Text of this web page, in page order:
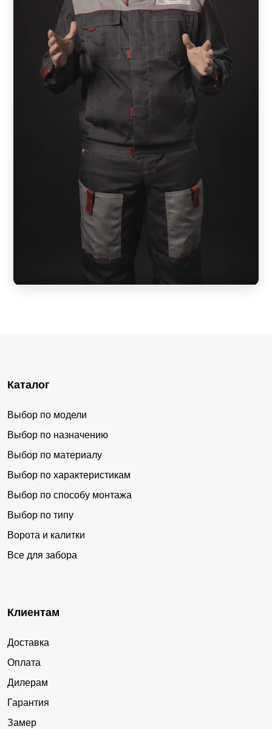
Каталог
Выбор по модели
Выбор по назначению
Выбор по материалу
Выбор по характеристикам
Выбор по способу монтажа
Выбор по типу
Ворота и калитки
Все для забора
Клиентам
Доставка
Оплата
Дилерам
Гарантия
Замер